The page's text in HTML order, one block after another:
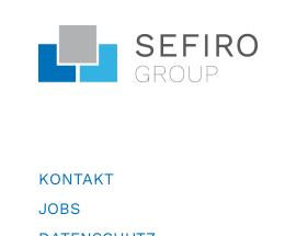
KONTAKT
JOBS